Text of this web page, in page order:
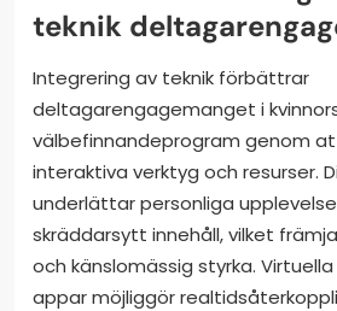
teknik
Integrering av teknik förbättrar
deltagarengagemanget i
välbefinnandeprogram genom
interaktiva verktyg och resurser.
underlättar personliga
skräddarsytt innehåll, vilket
och känslomässig styrka.
appar möjliggör